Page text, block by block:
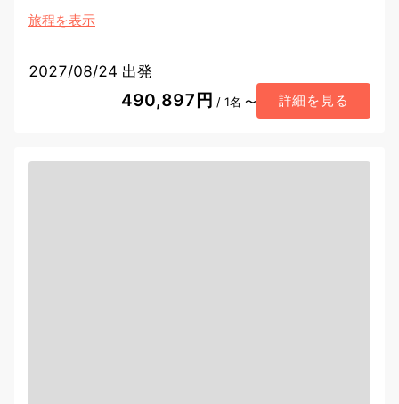
旅程を表示
2027/08/24 出発
490,897円 / 1名 〜 詳細を見る